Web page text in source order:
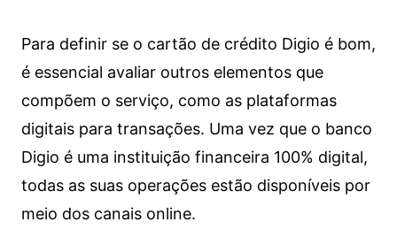
Para definir se o cartão de crédito Digio é bom,
é essencial avaliar outros elementos que
compõem o serviço, como as plataformas
digitais para transações. Uma vez que o banco
Digio é uma instituição financeira 100% digital,
todas as suas operações estão disponíveis por
meio dos canais online.